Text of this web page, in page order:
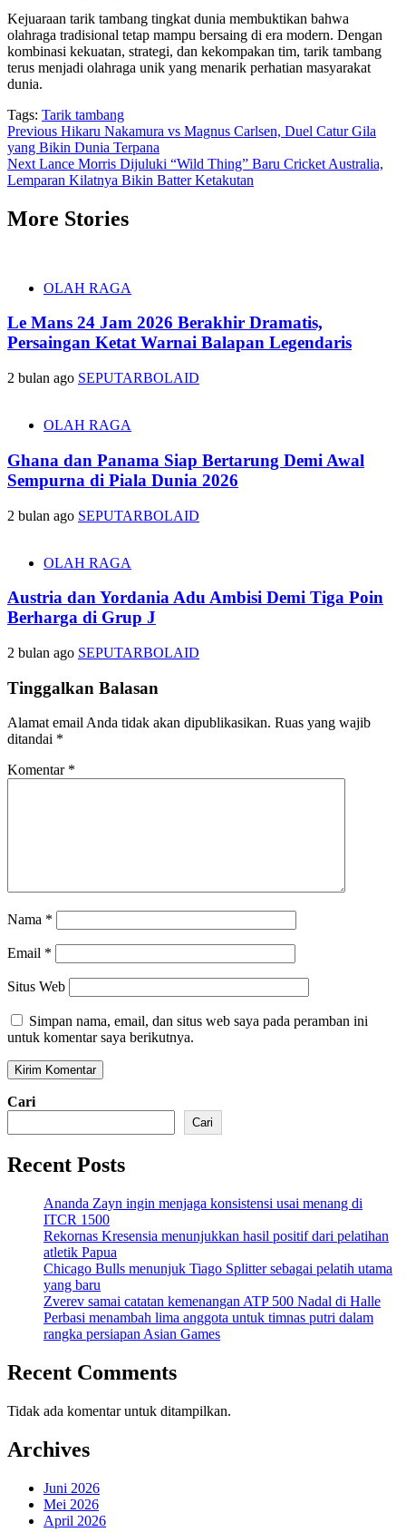
Kejuaraan tarik tambang tingkat dunia membuktikan bahwa
olahraga tradisional tetap mampu bersaing di era modern. Dengan
kombinasi kekuatan, strategi, dan kekompakan tim, tarik tambang
terus menjadi olahraga unik yang menarik perhatian masyarakat
dunia.
Tags: Tarik tambang
Post
navigation
Previous Hikaru Nakamura vs Magnus Carlsen, Duel Catur Gila
yang Bikin Dunia Terpana
Next Lance Morris Dijuluki “Wild Thing” Baru Cricket Australia,
Lemparan Kilatnya Bikin Batter Ketakutan
More Stories
OLAH RAGA
Le Mans 24 Jam 2026 Berakhir Dramatis,
Persaingan Ketat Warnai Balapan Legendaris
2 bulan ago SEPUTARBOLAID
OLAH RAGA
Ghana dan Panama Siap Bertarung Demi Awal
Sempurna di Piala Dunia 2026
2 bulan ago SEPUTARBOLAID
OLAH RAGA
Austria dan Yordania Adu Ambisi Demi Tiga Poin
Berharga di Grup J
2 bulan ago SEPUTARBOLAID
Tinggalkan Balasan
Alamat email Anda tidak akan dipublikasikan. Ruas yang wajib
ditandai *
Komentar *
Nama *
Email *
Situs Web
Simpan nama, email, dan situs web saya pada peramban ini
untuk komentar saya berikutnya.
Cari
Cari
Recent Posts
Ananda Zayn ingin menjaga konsistensi usai menang di
ITCR 1500
Rekornas Kresensia menunjukkan hasil positif dari pelatihan
atletik Papua
Chicago Bulls menunjuk Tiago Splitter sebagai pelatih utama
yang baru
Zverev samai catatan kemenangan ATP 500 Nadal di Halle
Perbasi menambah lima anggota untuk timnas putri dalam
rangka persiapan Asian Games
Recent Comments
Tidak ada komentar untuk ditampilkan.
Archives
Juni 2026
Mei 2026
April 2026